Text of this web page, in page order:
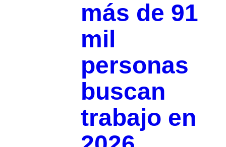
más de 91
mil
personas
buscan
trabajo en